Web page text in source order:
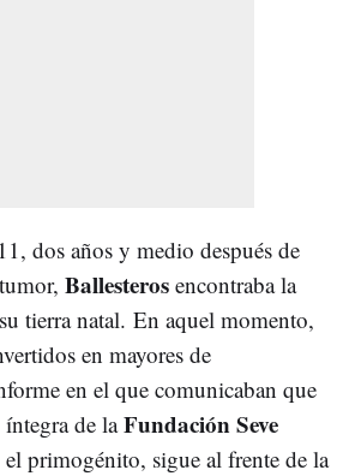
dos años y medio después de
Ballesteros encontraba la
tierra natal. En aquel momento,
en mayores de
en el que comunicaban que
de laFundación Seve
el primogénito, sigue al frente de la